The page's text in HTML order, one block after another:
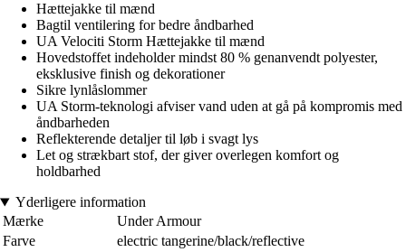
Hættejakke til mænd
Bagtil ventilering for bedre åndbarhed
UA Velociti Storm Hættejakke til mænd
Hovedstoffet indeholder mindst 80 % genanvendt polyester,
eksklusive finish og dekorationer
Sikre lynlåslommer
UA Storm-teknologi afviser vand uden at gå på kompromis med
åndbarheden
Reflekterende detaljer til løb i svagt lys
Let og strækbart stof, der giver overlegen komfort og
holdbarhed
Yderligere information
Mærke
Under Armour
Farve
electric tangerine/black/reflective